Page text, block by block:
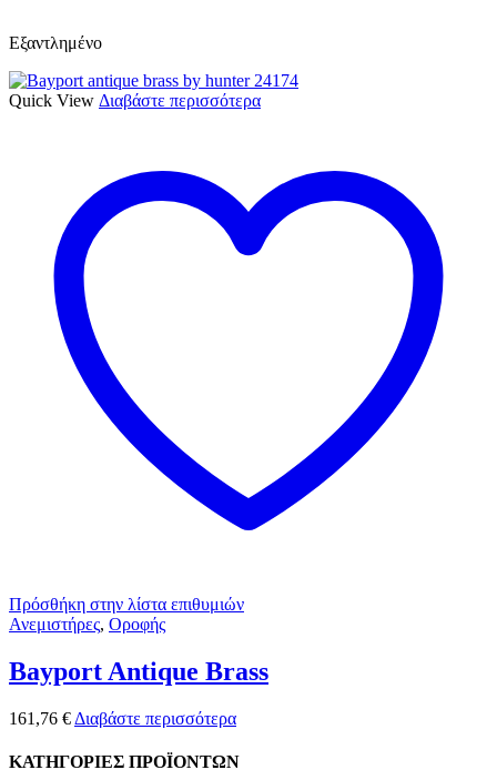
Εξαντλημένο
Quick View Διαβάστε περισσότερα
Πρόσθήκη στην λίστα επιθυμιών
Ανεμιστήρες, Οροφής
Bayport Antique Brass
161,76 € Διαβάστε περισσότερα
ΚΑΤΗΓΟΡΙΕΣ ΠΡΟΪΟΝΤΩΝ